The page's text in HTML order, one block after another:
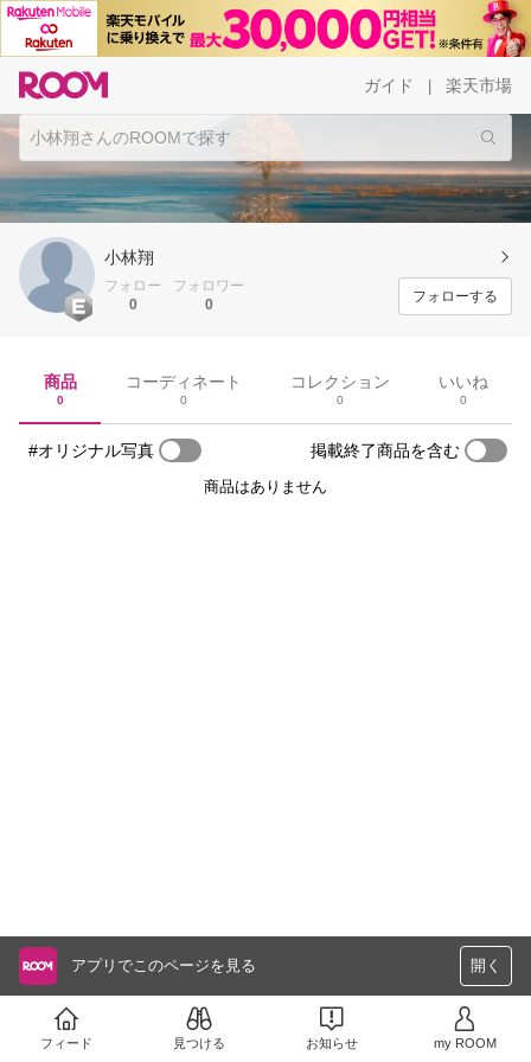
ガイド 楽天市場
小林翔
フォロー
0
フォロワー
0
フォローする
商品
0
コーディネート
0
コレクション
0
いいね
0
#オリジナル写真 掲載終了商品を含む
商品はありません
アプリでこのページを見る 開く
フィード 見つける お知らせ my ROOM